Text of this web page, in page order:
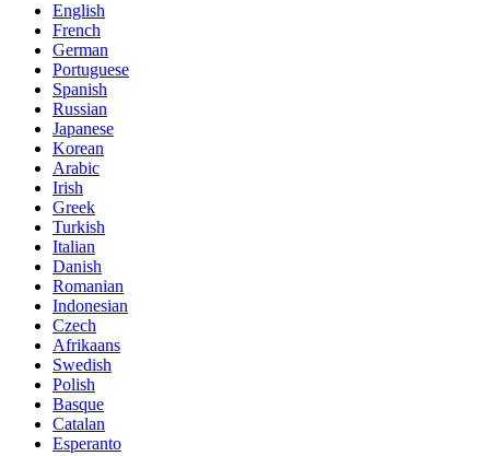
English
French
German
Portuguese
Spanish
Russian
Japanese
Korean
Arabic
Irish
Greek
Turkish
Italian
Danish
Romanian
Indonesian
Czech
Afrikaans
Swedish
Polish
Basque
Catalan
Esperanto